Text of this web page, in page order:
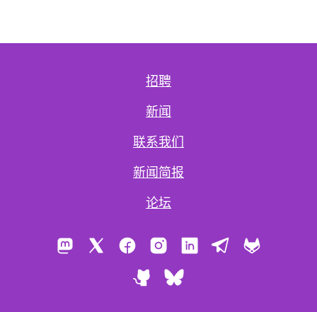
招聘
新闻
联系我们
新闻简报
论坛
Mastodon FacebookInstagramLinkedInTelegram
GitHubBluesky